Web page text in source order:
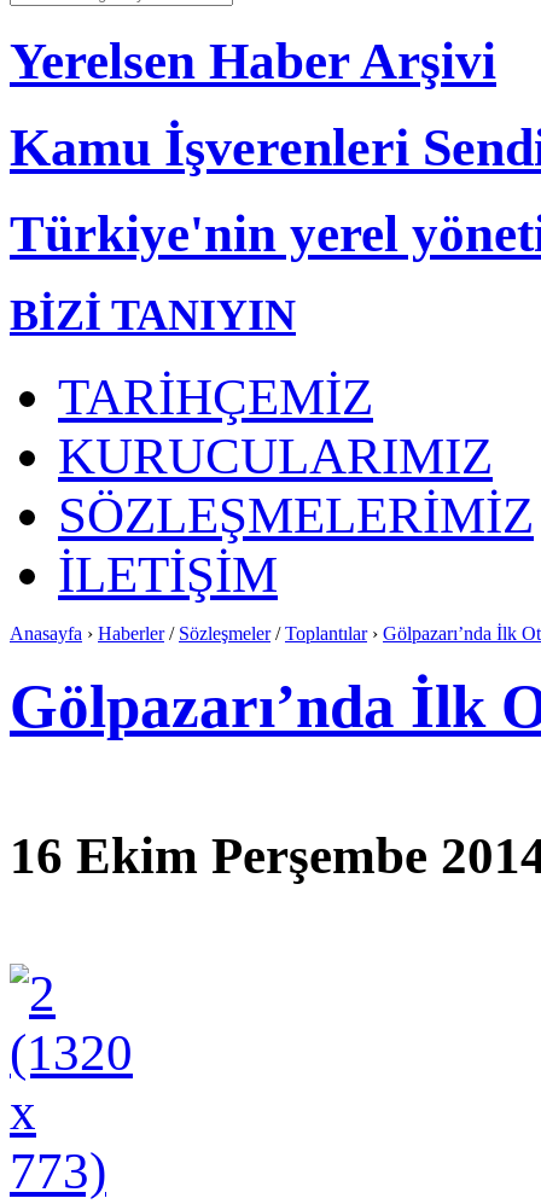
Yerelsen Haber Arşivi
Kamu İşverenleri
Türkiye'nin yerel
BİZİ TANIYIN
TARİHÇEMİZ
KURUCULARIMIZ
SÖZLEŞMELERİMİZ
İLETİŞİM
Anasayfa › Haberler/ Sözleşmeler/Toplantılar› Gölpazarı’nda İlk
Gölpazarı’nda İlk
16 Ekim Perşembe